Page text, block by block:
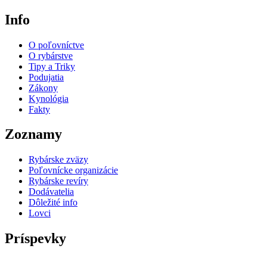
Info
O poľovníctve
O rybárstve
Tipy a Triky
Podujatia
Zákony
Kynológia
Fakty
Zoznamy
Rybárske zväzy
Poľovnícke organizácie
Rybárske revíry
Dodávatelia
Dôležité info
Lovci
Príspevky